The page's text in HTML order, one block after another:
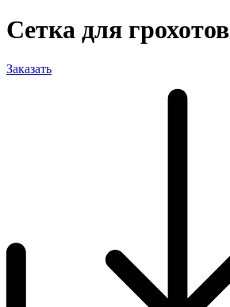
Сетка для грохотов
Заказать